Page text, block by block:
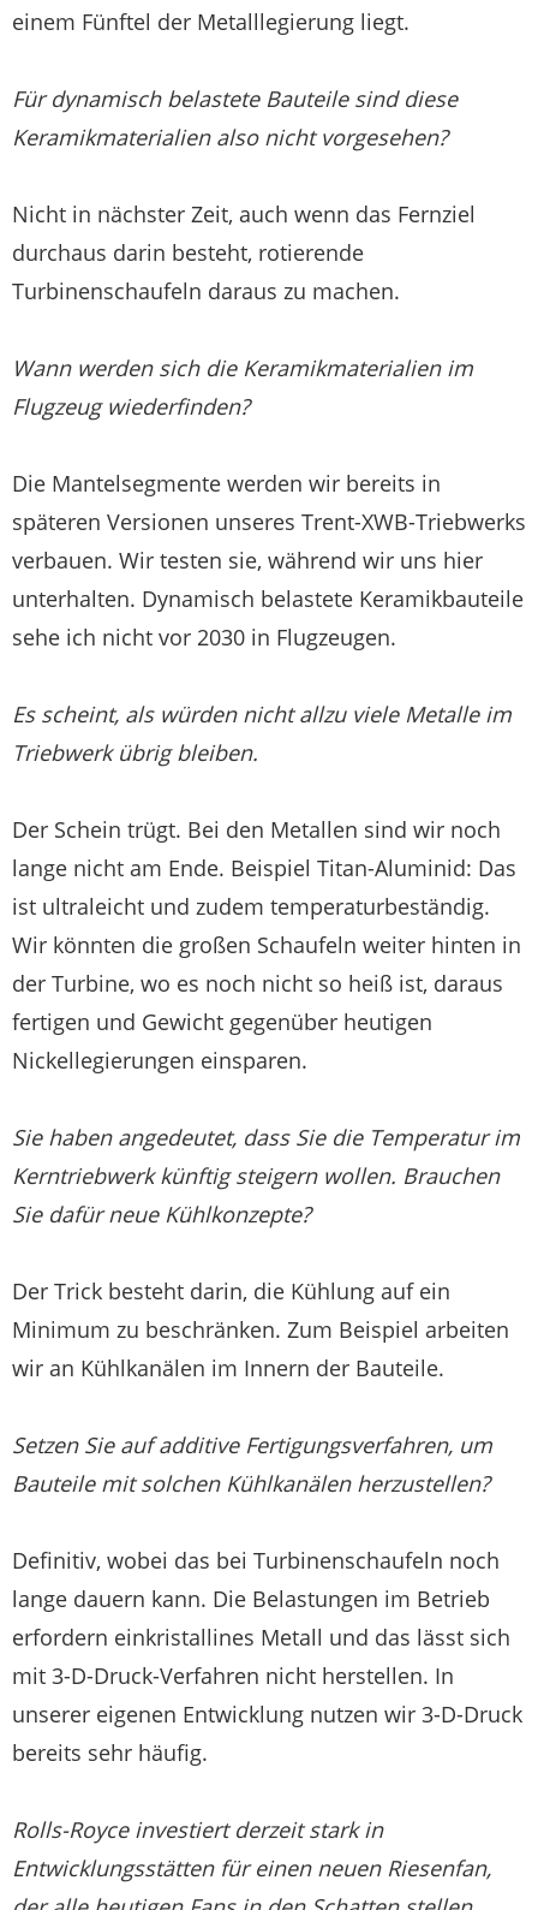
einem Fünftel der Metalllegierung liegt.
Für dynamisch belastete Bauteile sind diese
Keramikmaterialien also nicht vorgesehen?
Nicht in nächster Zeit, auch wenn das Fernziel
durchaus darin besteht, rotierende
Turbinenschaufeln daraus zu machen.
Wann werden sich die Keramikmaterialien im
Flugzeug wiederfinden?
Die Mantelsegmente werden wir bereits in
späteren Versionen unseres Trent-XWB-Triebwerks
verbauen. Wir testen sie, während wir uns hier
unterhalten. Dynamisch belastete Keramikbauteile
sehe ich nicht vor 2030 in Flugzeugen.
Es scheint, als würden nicht allzu viele Metalle im
Triebwerk übrig bleiben.
Der Schein trügt. Bei den Metallen sind wir noch
lange nicht am Ende. Beispiel Titan-Aluminid: Das
ist ultraleicht und zudem temperaturbeständig.
Wir könnten die großen Schaufeln weiter hinten in
der Turbine, wo es noch nicht so heiß ist, daraus
fertigen und Gewicht gegenüber heutigen
Nickellegierungen einsparen.
Sie haben angedeutet, dass Sie die Temperatur im
Kerntriebwerk künftig steigern wollen. Brauchen
Sie dafür neue Kühlkonzepte?
Der Trick besteht darin, die Kühlung auf ein
Minimum zu beschränken. Zum Beispiel arbeiten
wir an Kühlkanälen im Innern der Bauteile.
Setzen Sie auf additive Fertigungsverfahren, um
Bauteile mit solchen Kühlkanälen herzustellen?
Definitiv, wobei das bei Turbinenschaufeln noch
lange dauern kann. Die Belastungen im Betrieb
erfordern einkristallines Metall und das lässt sich
mit 3-D-Druck-Verfahren nicht herstellen. In
unserer eigenen Entwicklung nutzen wir 3-D-Druck
bereits sehr häufig.
Rolls-Royce investiert derzeit stark in
Entwicklungsstätten für einen neuen Riesenfan,